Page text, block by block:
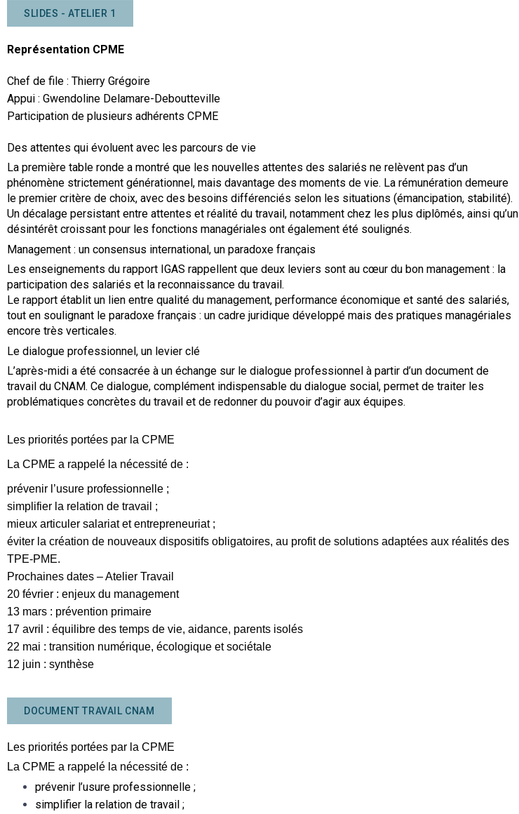
SLIDES - ATELIER 1
Représentation CPME
Chef de file : Thierry Grégoire
Appui : Gwendoline Delamare-Deboutteville
Participation de plusieurs adhérents CPME
Des attentes qui évoluent avec les parcours de vie
La première table ronde a montré que les nouvelles attentes des salariés ne relèvent pas d’un
phénomène strictement générationnel, mais davantage des moments de vie. La rémunération demeure
le premier critère de choix, avec des besoins différenciés selon les situations (émancipation, stabilité).
Un décalage persistant entre attentes et réalité du travail, notamment chez les plus diplômés, ainsi qu’un
désintérêt croissant pour les fonctions managériales ont également été soulignés.
Management : un consensus international, un paradoxe français
Les enseignements du rapport IGAS rappellent que deux leviers sont au cœur du bon management : la
participation des salariés et la reconnaissance du travail.
Le rapport établit un lien entre qualité du management, performance économique et santé des salariés,
tout en soulignant le paradoxe français : un cadre juridique développé mais des pratiques managériales
encore très verticales.
Le dialogue professionnel, un levier clé
L’après-midi a été consacrée à un échange sur le dialogue professionnel à partir d’un document de
travail du CNAM. Ce dialogue, complément indispensable du dialogue social, permet de traiter les
problématiques concrètes du travail et de redonner du pouvoir d’agir aux équipes.
Les priorités portées par la CPME
La CPME a rappelé la nécessité de :
prévenir l’usure professionnelle ;
simplifier la relation de travail ;
mieux articuler salariat et entrepreneuriat ;
éviter la création de nouveaux dispositifs obligatoires, au profit de solutions adaptées aux réalités des
TPE-PME.
Prochaines dates – Atelier Travail
20 février : enjeux du management
13 mars : prévention primaire
17 avril : équilibre des temps de vie, aidance, parents isolés
22 mai : transition numérique, écologique et sociétale
12 juin : synthèse
DOCUMENT TRAVAIL CNAM
Les priorités portées par la CPME
La CPME a rappelé la nécessité de :
prévenir l’usure professionnelle ;
simplifier la relation de travail ;